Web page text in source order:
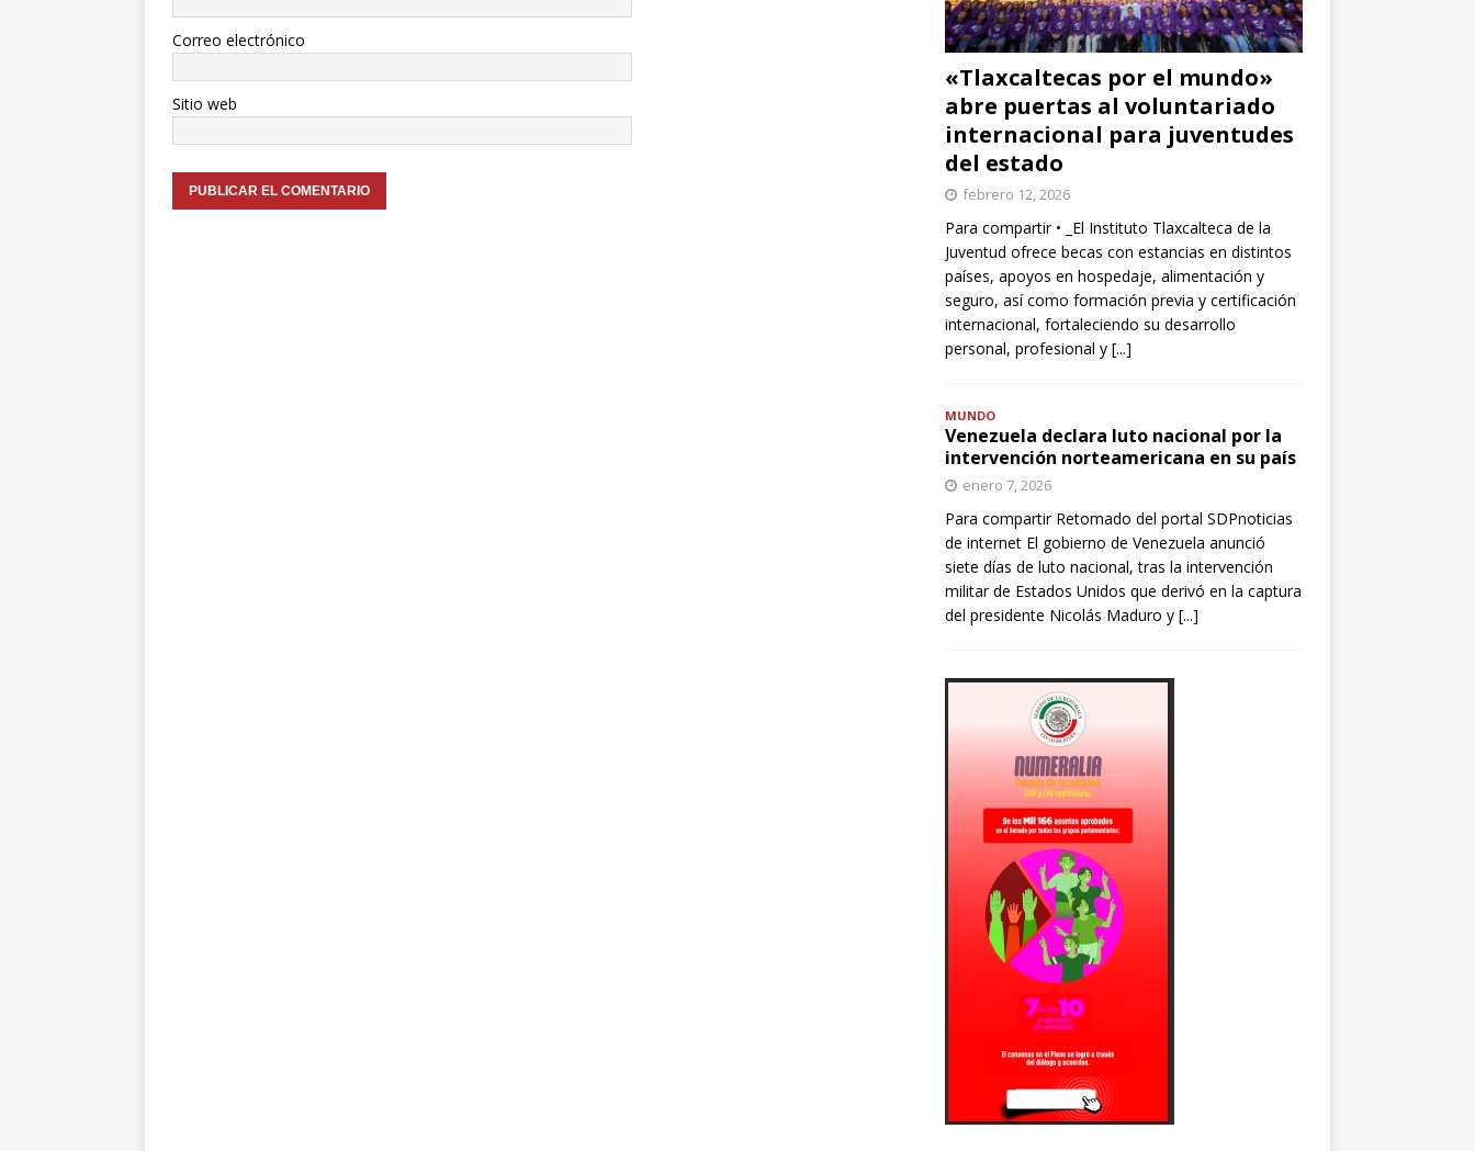
Correo electrónico
Sitio web
«Tlaxcaltecas por el mundo»
abre puertas al voluntariado
internacional para juventudes
del estado
febrero 12, 2026
Para compartir • _El Instituto Tlaxcalteca de la
Juventud ofrece becas con estancias en distintos
países, apoyos en hospedaje, alimentación y
seguro, así como formación previa y certificación
internacional, fortaleciendo su desarrollo
personal, profesional y [...]
MUNDO
Venezuela declara luto nacional por la
intervención norteamericana en su país
enero 7, 2026
Para compartir Retomado del portal SDPnoticias
de internet El gobierno de Venezuela anunció
siete días de luto nacional, tras la intervención
militar de Estados Unidos que derivó en la captura
del presidente Nicolás Maduro y [...]